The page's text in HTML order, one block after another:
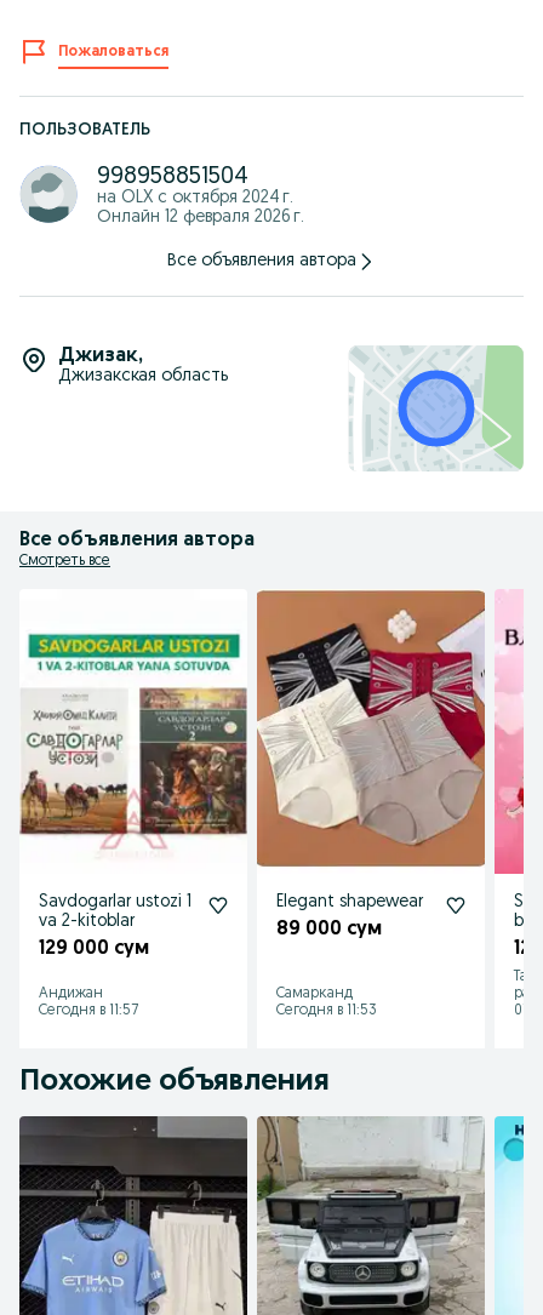
Пожаловаться
ПОЛЬЗОВАТЕЛЬ
998958851504
на OLX с октября 2024 г.
Онлайн 12 февраля 2026 г.
Все объявления автора
Джизак,
Джизакская область
Все объявления автора
Смотреть все
Savdogarlar ustozi 1
va 2-kitoblar
129 000 сум
Андижан
Сегодня в 11:57
Elegant shapewear
89 000 сум
Самарканд
Сегодня в 11:53
07
Похожие объявления